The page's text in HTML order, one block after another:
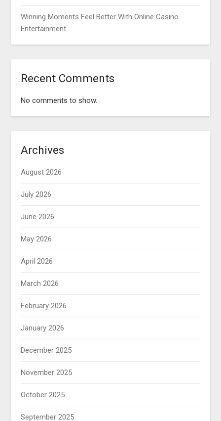
Winning Moments Feel Better With Online Casino
Entertainment
Recent Comments
No comments to show.
Archives
August 2026
July 2026
June 2026
May 2026
April 2026
March 2026
February 2026
January 2026
December 2025
November 2025
October 2025
September 2025